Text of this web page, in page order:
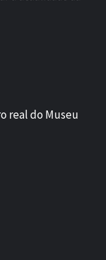
real do Museu